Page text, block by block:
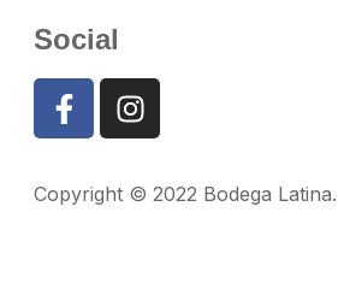
Social
Copyright © 2022 Bodega Latina.